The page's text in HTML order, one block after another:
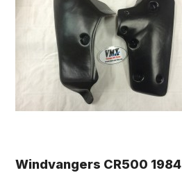
Windvangers CR500 1984